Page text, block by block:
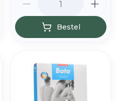
Bestel